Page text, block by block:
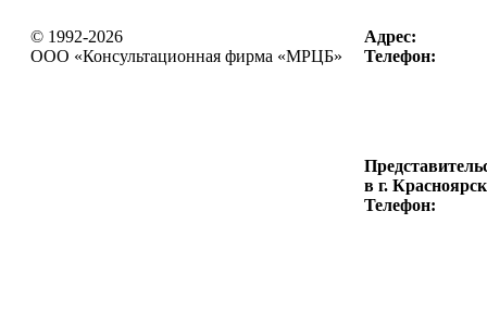
© 1992-2026
OOO «Консультационная фирма «МРЦБ»
Адрес:
Телефон:
в г.
Телефон: